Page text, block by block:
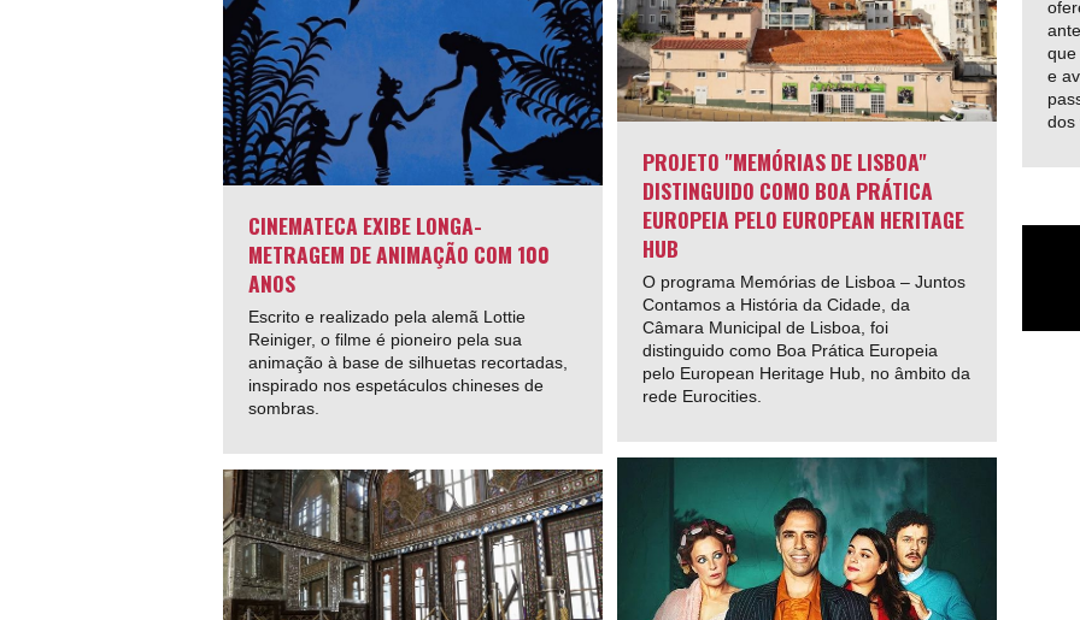
PROJETO "MEMÓRIAS DE LISBOA"
DISTINGUIDO COMO BOA PRÁTICA
EUROPEIA PELO EUROPEAN HERITAGE
HUB
O programa Memórias de Lisboa – Juntos
Contamos a História da Cidade, da
Câmara Municipal de Lisboa, foi
distinguido como Boa Prática Europeia
pelo European Heritage Hub, no âmbito da
rede Eurocities.
CINEMATECA EXIBE LONGA-
METRAGEM DE ANIMAÇÃO COM 100
ANOS
Escrito e realizado pela alemã Lottie
Reiniger, o filme é pioneiro pela sua
animação à base de silhuetas recortadas,
inspirado nos espetáculos chineses de
sombras.
que
e
dos